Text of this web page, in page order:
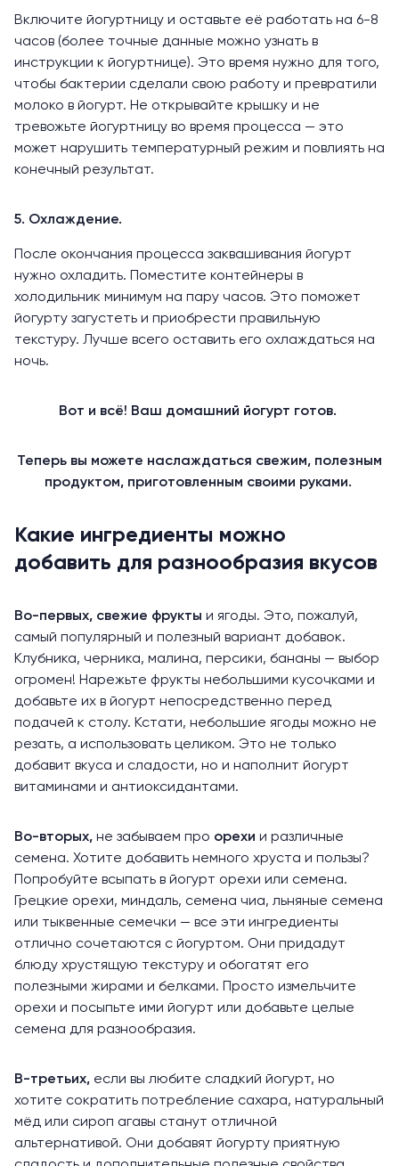
Включите йогуртницу и оставьте её работать на 6-8
часов (более точные данные можно узнать в
инструкции к йогуртнице). Это время нужно для того,
чтобы бактерии сделали свою работу и превратили
молоко в йогурт. Не открывайте крышку и не
тревожьте йогуртницу во время процесса — это
может нарушить температурный режим и повлиять на
конечный результат.
5. Охлаждение.
После окончания процесса заквашивания йогурт
нужно охладить. Поместите контейнеры в
холодильник минимум на пару часов. Это поможет
йогурту загустеть и приобрести правильную
текстуру. Лучше всего оставить его охлаждаться на
ночь.
Вот и всё! Ваш домашний йогурт готов.
Теперь вы можете наслаждаться свежим, полезным
продуктом, приготовленным своими руками.
Какие ингредиенты можно
добавить для разнообразия вкусов
Во-первых, свежие фрукты и ягоды. Это, пожалуй,
самый популярный и полезный вариант добавок.
Клубника, черника, малина, персики, бананы — выбор
огромен! Нарежьте фрукты небольшими кусочками и
добавьте их в йогурт непосредственно перед
подачей к столу. Кстати, небольшие ягоды можно не
резать, а использовать целиком. Это не только
добавит вкуса и сладости, но и наполнит йогурт
витаминами и антиоксидантами.
Во-вторых, не забываем про орехи и различные
семена. Хотите добавить немного хруста и пользы?
Попробуйте всыпать в йогурт орехи или семена.
Грецкие орехи, миндаль, семена чиа, льняные семена
или тыквенные семечки — все эти ингредиенты
отлично сочетаются с йогуртом. Они придадут
блюду хрустящую текстуру и обогатят его
полезными жирами и белками. Просто измельчите
орехи и посыпьте ими йогурт или добавьте целые
семена для разнообразия.
В-третьих, если вы любите сладкий йогурт, но
хотите сократить потребление сахара, натуральный
мёд или сироп агавы станут отличной
альтернативой. Они добавят йогурту приятную